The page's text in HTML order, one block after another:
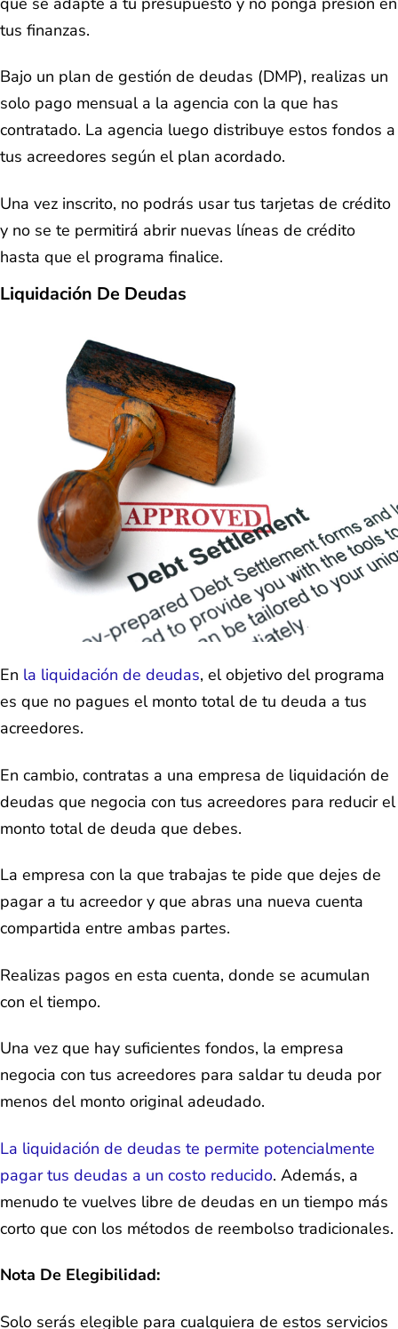
tus finanzas.
Bajo un plan de gestión de deudas (DMP), realizas un
solo pago mensual a la agencia con la que has
contratado. La agencia luego distribuye estos fondos a
tus acreedores según el plan acordado.
Una vez inscrito, no podrás usar tus tarjetas de crédito
y no se te permitirá abrir nuevas líneas de crédito
hasta que el programa finalice.
Liquidación De Deudas
En la liquidación de deudas, el objetivo del programa
es que no pagues el monto total de tu deuda a tus
acreedores.
En cambio, contratas a una empresa de liquidación de
deudas que negocia con tus acreedores para reducir el
monto total de deuda que debes.
La empresa con la que trabajas te pide que dejes de
pagar a tu acreedor y que abras una nueva cuenta
compartida entre ambas partes.
Realizas pagos en esta cuenta, donde se acumulan
con el tiempo.
Una vez que hay suficientes fondos, la empresa
negocia con tus acreedores para saldar tu deuda por
menos del monto original adeudado.
La liquidación de deudas te permite potencialmente
pagar tus deudas a un costo reducido. Además, a
menudo te vuelves libre de deudas en un tiempo más
corto que con los métodos de reembolso tradicionales.
Nota De Elegibilidad:
Solo serás elegible para cualquiera de estos servicios